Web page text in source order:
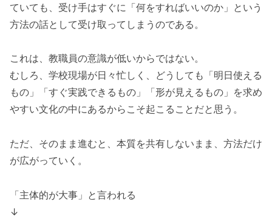
ていても、受け手はすぐに「何をすればいいのか」という
方法の話として受け取ってしまうのである。
これは、教職員の意識が低いからではない。
むしろ、学校現場が日々忙しく、どうしても「明日使える
もの」「すぐ実践できるもの」「形が見えるもの」を求め
やすい文化の中にあるからこそ起こることだと思う。
ただ、そのまま進むと、本質を共有しないまま、方法だけ
が広がっていく。
「主体的が大事」と言われる
↓